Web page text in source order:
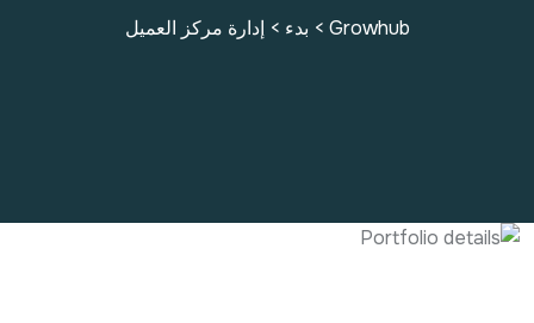
Growhub
> بدء > إدارة مركز العميل